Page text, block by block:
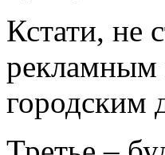
Кстати, не
рекламным
городским